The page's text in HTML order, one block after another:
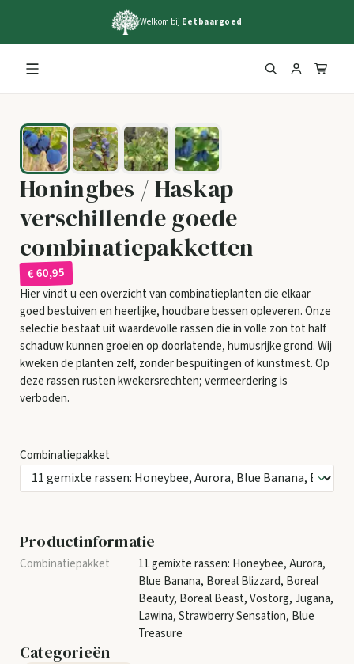
Welkom bij Eetbaargoed
Honingbes / Haskap
verschillende goede
combinatiepakketten
€ 60,95
Hier vindt u een overzicht van combinatieplanten die elkaar
goed bestuiven en heerlijke, houdbare bessen opleveren. Onze
selectie bestaat uit waardevolle rassen die in volle zon tot half
schaduw kunnen groeien op doorlatende, humusrijke grond. Wij
kweken de planten zelf, zonder bespuitingen of kunstmest. Op
deze rassen rusten kwekersrechten; vermeerdering is
verboden.
Combinatiepakket
Productinformatie
11 gemixte rassen: Honeybee, Aurora,
Blue Banana, Boreal Blizzard, Boreal
Beauty, Boreal Beast, Vostorg, Jugana,
Lawina, Strawberry Sensation, Blue
Treasure
Categorieën